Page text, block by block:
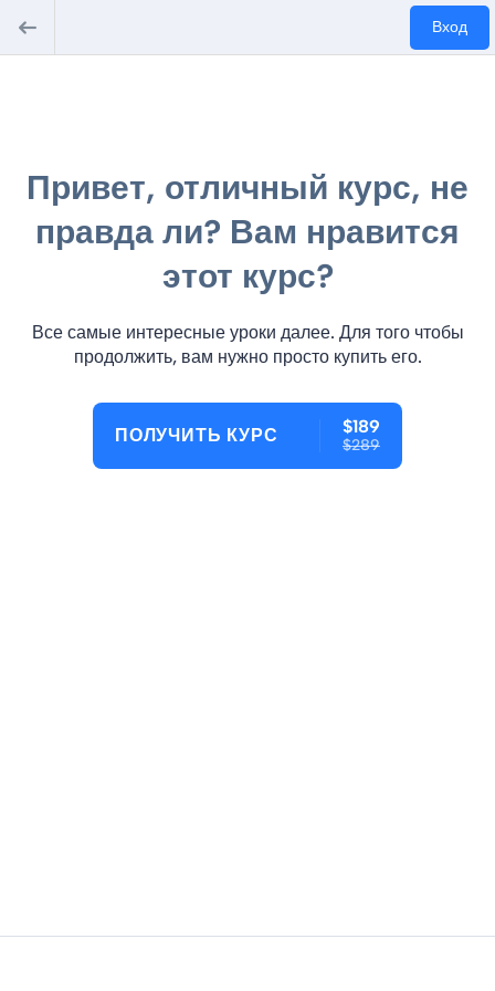
Вход
Привет, отличный курс, не
правда ли? Вам нравится
этот курс?
Все самые интересные уроки далее. Для того чтобы
продолжить, вам нужно просто купить его.
ПОЛУЧИТЬ КУРС $189
$289